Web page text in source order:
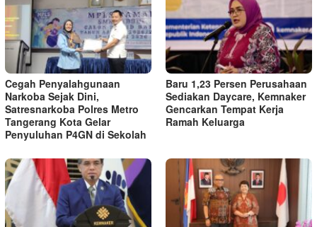
Cegah Penyalahgunaan
Narkoba Sejak Dini,
Satresnarkoba Polres Metro
Tangerang Kota Gelar
Penyuluhan P4GN di Sekolah
Baru 1,23 Persen Perusahaan
Sediakan Daycare, Kemnaker
Gencarkan Tempat Kerja
Ramah Keluarga